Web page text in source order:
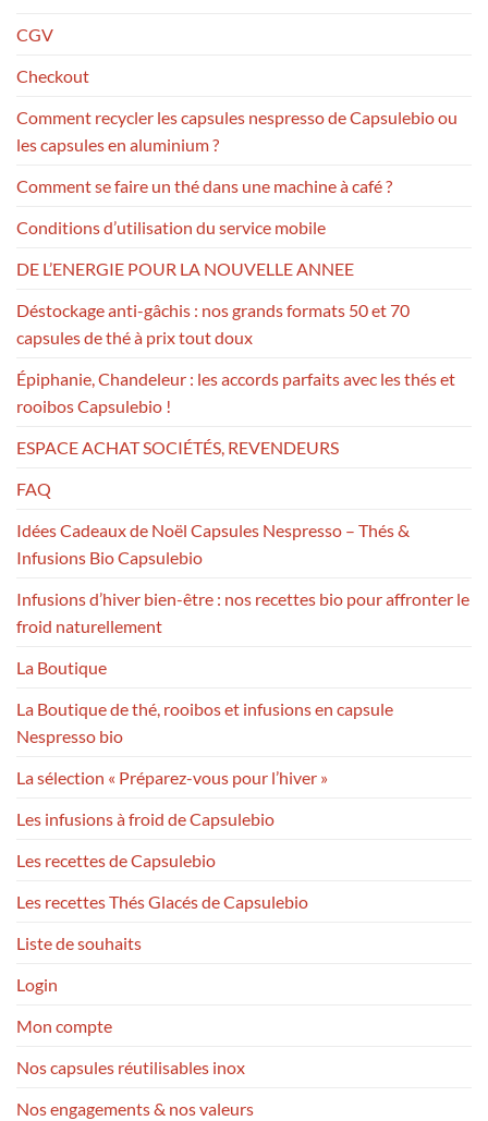
CGV
Checkout
Comment recycler les capsules nespresso de Capsulebio ou
les capsules en aluminium ?
Comment se faire un thé dans une machine à café ?
Conditions d’utilisation du service mobile
DE L’ENERGIE POUR LA NOUVELLE ANNEE
Déstockage anti-gâchis : nos grands formats 50 et 70
capsules de thé à prix tout doux
Épiphanie, Chandeleur : les accords parfaits avec les thés et
rooibos Capsulebio !
ESPACE ACHAT SOCIÉTÉS, REVENDEURS
FAQ
Idées Cadeaux de Noël Capsules Nespresso – Thés &
Infusions Bio Capsulebio
Infusions d’hiver bien-être : nos recettes bio pour affronter le
froid naturellement
La Boutique
La Boutique de thé, rooibos et infusions en capsule
Nespresso bio
La sélection « Préparez-vous pour l’hiver »
Les infusions à froid de Capsulebio
Les recettes de Capsulebio
Les recettes Thés Glacés de Capsulebio
Liste de souhaits
Login
Mon compte
Nos capsules réutilisables inox
Nos engagements & nos valeurs